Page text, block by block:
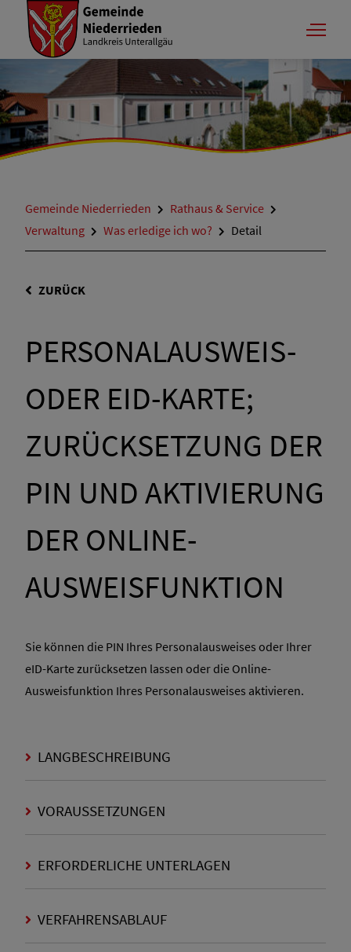
Gemeinde Niederrieden
Rathaus & Service
Verwaltung
Was erledige ich wo? Detail
ZURÜCK
PERSONALAUSWEIS-
ODER EID-KARTE;
ZURÜCKSETZUNG DER
PIN UND AKTIVIERUNG
DER ONLINE-
AUSWEISFUNKTION
Sie können die PIN Ihres Personalausweises oder Ihrer
eID-Karte zurücksetzen lassen oder die Online-
Ausweisfunktion Ihres Personalausweises aktivieren.
LANGBESCHREIBUNG
VORAUSSETZUNGEN
ERFORDERLICHE UNTERLAGEN
VERFAHRENSABLAUF